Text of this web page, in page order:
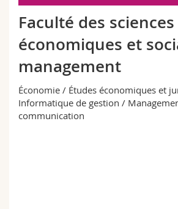
Campus
Recherche
Université
Formation continue
Théologie
Droit
Sciences économiques et sociales
Lettres et sciences humaines
Vous êtes
Etudiants
Médias
Ressources
Annuaire du personnel
Plan d'accès
Faculté des sciences
économiques et
management
Économie / Études économiques et
Informatique de gestion /
communication